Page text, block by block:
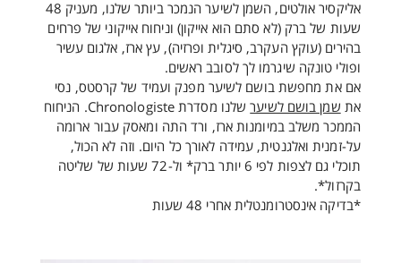
אליקסיר אולטים, השמן לשיער הנמכר ביותר שלנו, מעניק 48
שעות של ברק (לא סתם הוא אייקון) וניחוח אייקוני של פרחים
בהירים (עוקץ העקרב, סיגלית ופרזיה), עץ ארז, אלגום עשיר
ופולי טונקה שיגרמו לך לסובב ראשים.
אם את מחפשת בושם לשיער מפנק ועמיד של קרסטס, נסי
את שמן בושם לשיער
שלנו מסדרת Chronologiste. הניחוח
הממכר משלב במיומנות ארז, ורד התה ומאסק עבור ארומה
על-זמנית ואלגנטית, עמידה לאורך כל היום. וזה לא הכול,
תוכלי גם לצפות לפי 6 יותר ברק* ול-72 שעות של שליטה
בקרזול*.
*בדיקה אינסטרומנטלית אחרי 48 שעות